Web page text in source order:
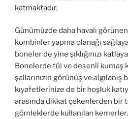
katmaktadır.
Günümüzde daha havalı
kombinler yapma olanağı
boneler de yine şıklığınızı
Bonelerde tül ve desenli kumaş
şallarınızın görünüş ve
kıyafetlerinize de bir hoşluk
arasında dikkat çekenlerden bir
gömleklerde kullanılan